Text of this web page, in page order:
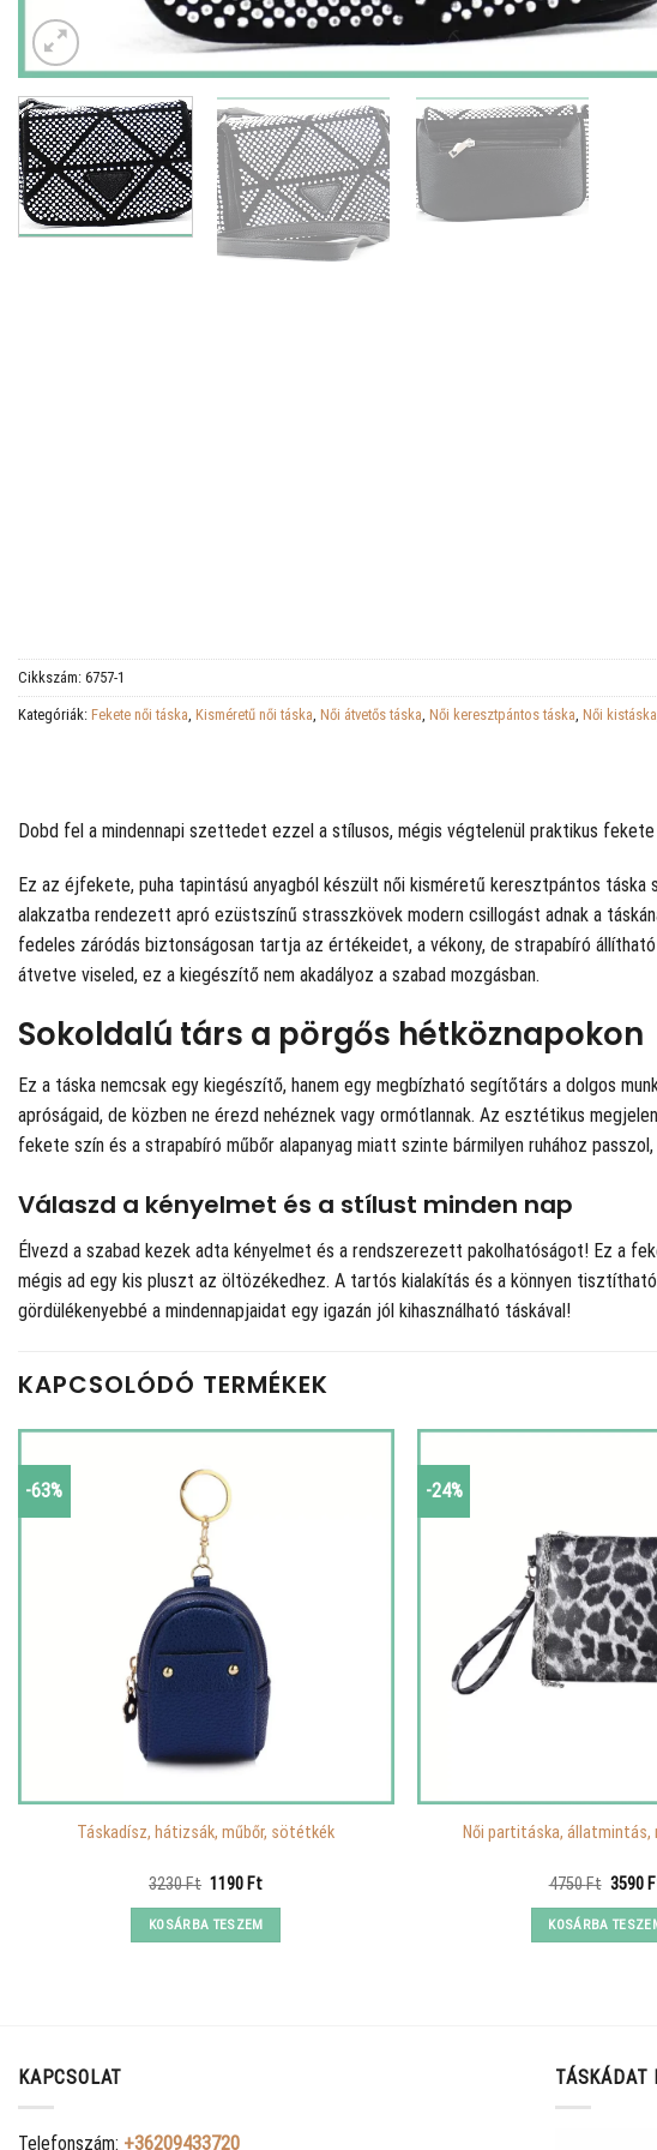
Cikkszám: 6757-1
Kategóriák: Fekete női táska Kisméretű női táska Női átvetős táska Női keresztpántos táska Női kistáska
Dobd fel a mindennapi szettedet ezzel a stílusos, mégis végtelenül praktikus
Ez az éjfekete, puha tapintású anyagból készült női kisméretű keresztpántos
alakzatba rendezett apró ezüstszínű strasszkövek modern csillogást adnak a
fedeles záródás biztonságosan tartja az értékeidet, a vékony, de strapabíró
átvetve viseled, ez a kiegészítő nem akadályoz a szabad mozgásban.
Sokoldalú társ a pörgős hétköznapokon
Ez a táska nemcsak egy kiegészítő, hanem egy megbízható segítőtárs a dolgos
apróságaid, de közben ne érezd nehéznek vagy ormótlannak. Az esztétikus
fekete szín és a strapabíró műbőr alapanyag miatt szinte bármilyen ruhához
Válaszd a kényelmet és a stílust minden nap
Élvezd a szabad kezek adta kényelmet és a rendszerezett pakolhatóságot! Ez a
mégis ad egy kis pluszt az öltözékedhez. A tartós kialakítás és a könnyen
gördülékenyebbé a mindennapjaidat egy igazán jól kihasználható táskával!
KAPCSOLÓDÓ TERMÉKEK
-63%
Táskadísz, hátizsák, műbőr, sötétkék
3230Ft Original
was:
3230 Ft.
1190 FtCurrent
is:
1190 Ft.
KOSÁRBA TESZEM
-24%
Női partitáska, állatmintás,
4750Ft
was:
4750
3590
KOSÁRBA
KAPCSOLAT
Telefonszám: +36209433720
TÁSKÁDAT